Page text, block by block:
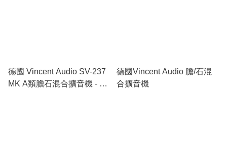
德國 Vincent Audio SV-237
MK A類膽石混合擴音機 - 陳
德國Vincent Audio 膽/石混
合擴音機